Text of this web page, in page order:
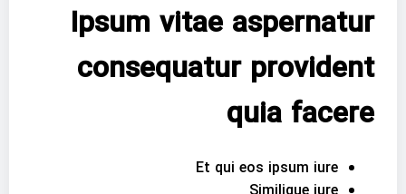
Ipsum vitae aspernatur
consequatur provident
quia facere
Et qui eos ipsum iure